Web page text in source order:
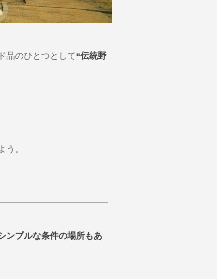
品のひとつとして“伝統野
。
ンプルな条件の場所もあ